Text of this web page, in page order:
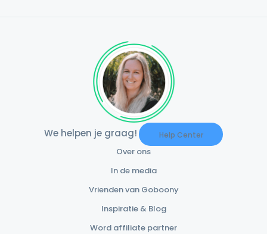
We helpen je graag! Help Center
Over ons
In de media
Vrienden van Goboony
Inspiratie & Blog
Word affiliate partner